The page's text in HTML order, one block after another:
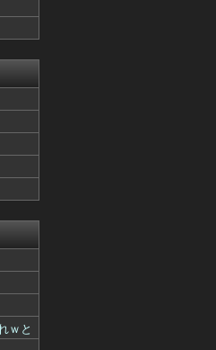
ｗと